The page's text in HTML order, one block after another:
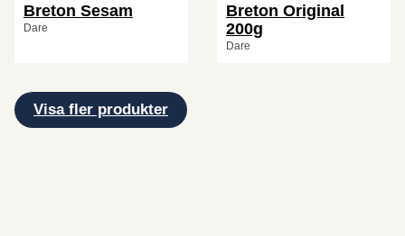
Breton Sesam
Dare
Breton Original
200g
Dare
Visa fler produkter